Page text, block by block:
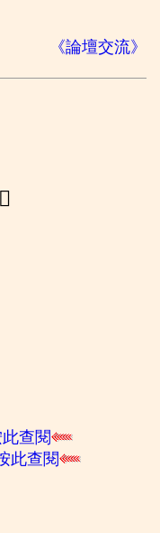
《論壇交流》
𤕪
查閱
此查閱